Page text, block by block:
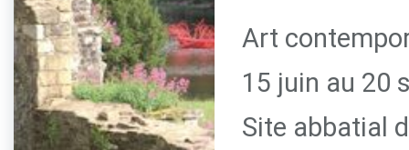
Art
15 juin au 20
Site abbatial